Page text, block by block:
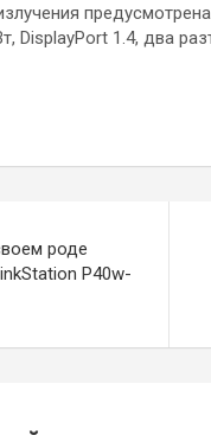
1.4, два
роде
P40w-